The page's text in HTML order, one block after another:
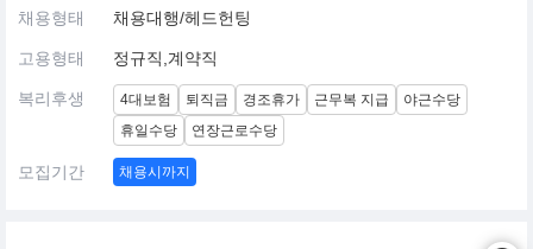
채용형태 채용대행/헤드헌팅
고용형태 정규직,계약직
복리후생 4대보험 퇴직금 경조휴가 근무복 지급
야근수당
휴일수당
연장근로수당
모집기간 채용시까지